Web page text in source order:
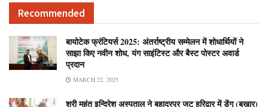
Recommended
बायोटेक फ्रंटियर्स 2025: अंतर्राष्ट्रीय सम्मेलन में शोधार्थियों ने
साझा किए नवीन शोध, यंग साइंटिस्ट और बैस्ट पोस्टर अवार्ड
प्रदान
MARCH 22, 2025
श्री महंत इन्दिरेश अस्पताल ने बहादरपुर जट हरिद्वार में डेंगू (बुखार)